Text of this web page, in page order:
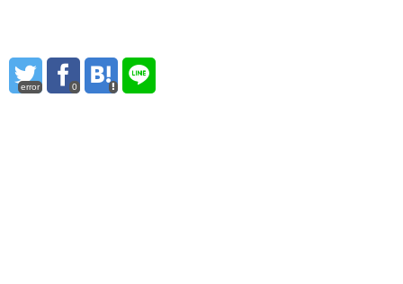
error 0